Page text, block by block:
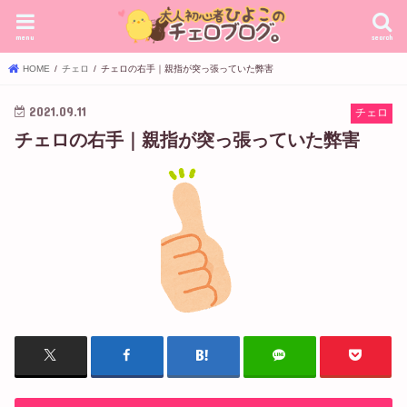
search
menu
HOME チェロ チェロの右手｜親指が突っ張っていた弊害
チェロ
2021.09.11
チェロの右手｜親指が突っ張っていた弊害